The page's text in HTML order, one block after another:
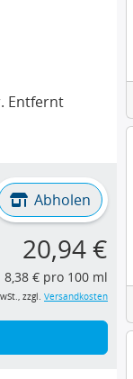
Entfernt
Abholen
20,94 €
8,38 € pro 100 ml
zzgl. Versandkosten